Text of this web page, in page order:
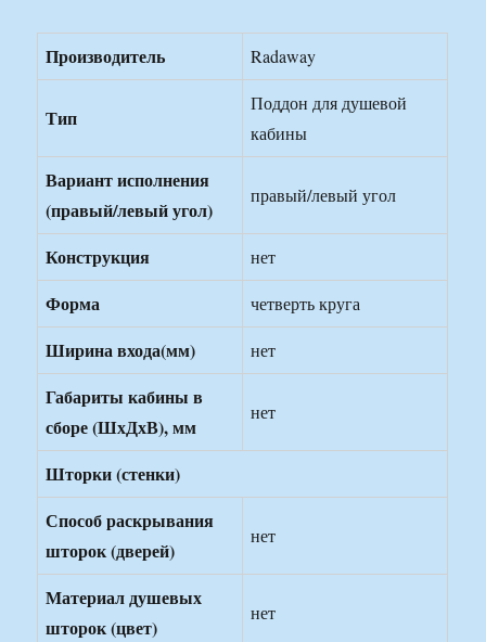
Производитель Radaway
Тип
Поддон для душевой
кабины
Вариант исполнения
(правый/левый угол)
правый/левый угол
Конструкция нет
Форма четверть круга
Ширина входа(мм) нет
Габариты кабины в
сборе (ШхДхВ), мм
нет
Шторки (стенки)
Способ раскрывания
шторок (дверей)
нет
Материал душевых
шторок (цвет)
нет